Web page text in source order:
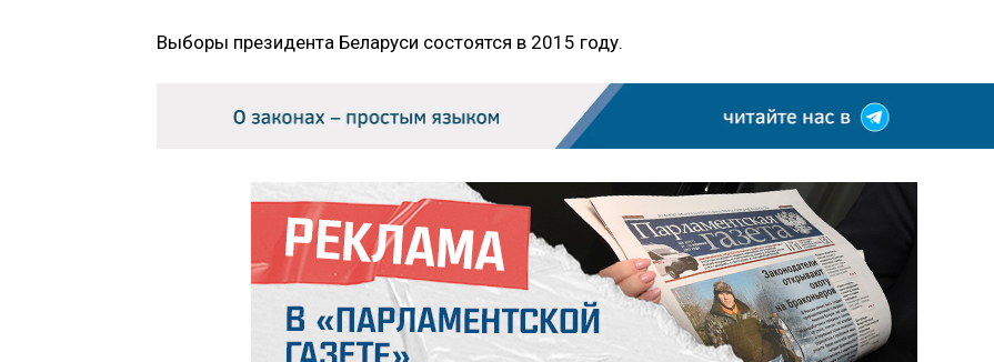
Выборы президента Беларуси состоятся в 2015 году.